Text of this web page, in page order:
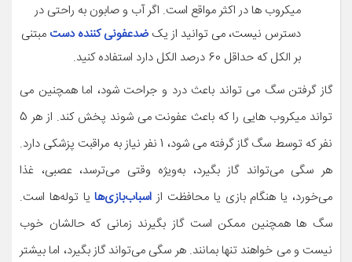
میکروب ها در اکثر مواقع است. اگر آب و صابون به راحتی در
دسترس نیست، می توانید از یک ضدعفونی کننده دست مبتنی
بر الکل که حداقل 60 درصد الکل دارد استفاده کنید.
گاز گرفتن سگ می تواند باعث درد و جراحت شود، اما همچنین می
تواند میکروب هایی را که باعث عفونت می شوند پخش کند. از هر 5
نفر که توسط سگ گاز گرفته می شود، 1 نفر نیاز به مراقبت پزشکی دارد.
هر سگی می‌تواند گاز بگیرد، به‌ویژه وقتی می‌ترسد، عصبی، غذا
می‌خورد، یا هنگام بازی یا محافظت از اسباب‌بازی‌هایا توله‌ها است.
سگ ها همچنین ممکن است گاز بگیرند زمانی که حالشان خوب
نیست و می خواهند تنها بمانند. هر سگی می‌تواند گاز بگیرد، اما بیشتر